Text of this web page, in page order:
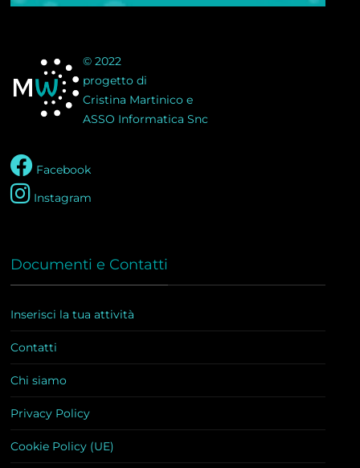
© 2022
progetto di
Cristina Martinico e
ASSO Informatica Snc
Facebook
Instagram
Documenti e Contatti
Inserisci la tua attività
Contatti
Chi siamo
Privacy Policy
Cookie Policy (UE)